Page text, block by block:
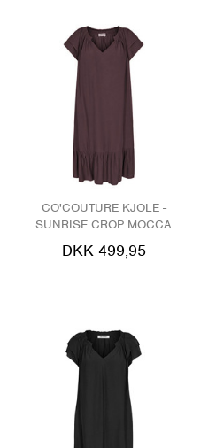
CO'COUTURE KJOLE -
SUNRISE CROP MOCCA
DKK 499,95